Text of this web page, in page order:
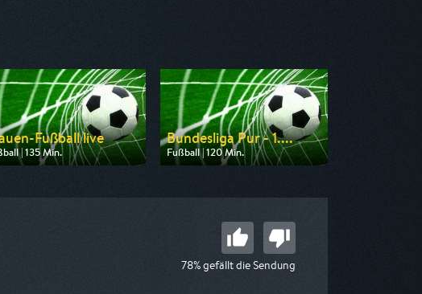
Fußball live
| 135 Min.
von rbb
Bundesliga Pur - 1....
Fußball | 120 Min.
Ausgestrahlt von Sport 1
78% gefällt die Sendung